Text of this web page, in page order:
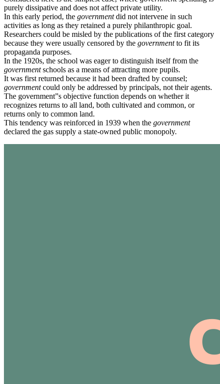
purely dissipative and does not affect private utility.
In this early period, the governmentdid not intervene in such
activities as long as they retained a purely philanthropic goal.
Researchers could be misled by the publications of the first category
because they were usually censored by the governmentto fit its
propaganda purposes.
In the 1920s, the school was eager to distinguish itself from the
governmentschools as a means of attracting more pupils.
It was first returned because it had been drafted by counsel;
governmentcould only be addressed by principals, not their agents.
The government”s objective function depends on whether it
recognizes returns to all land, both cultivated and common, or
returns only to common land.
This tendency was reinforced in 1939 when the government
declared the gas supply a state-owned public monopoly.